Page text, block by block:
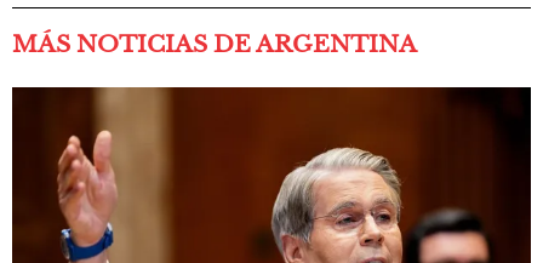
MÁS NOTICIAS DE ARGENTINA